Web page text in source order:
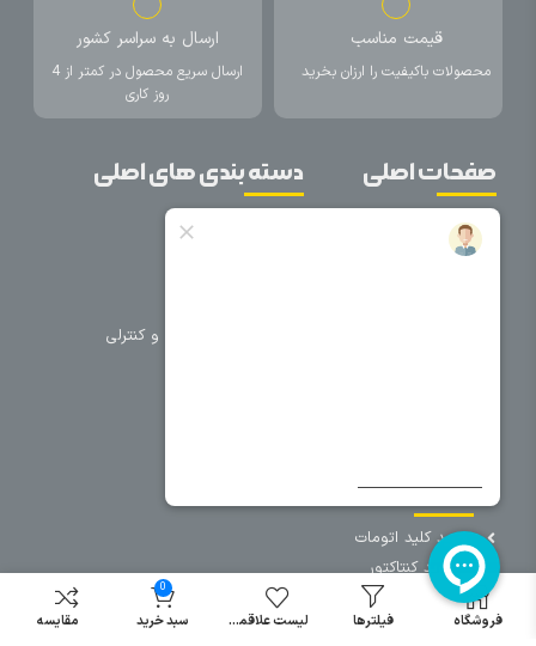
قیمت مناسب
محصولات باکیفیت را ارزان بخرید
ارسال به سراسر کشور
ارسال سریع محصول در کمتر از 4
روز کاری
صفحات اصلی
خانه
دسته بندی های اصلی
تجهیزات حفاظتی و کنترلی
سایر دسته بندی ها
خرید کلید اتومات
خرید کنتاکتور
خرید فیوز
مینیاتوری
فروشگاه فیلترها لیست علاقمندی
0
سبد خرید مقایسه